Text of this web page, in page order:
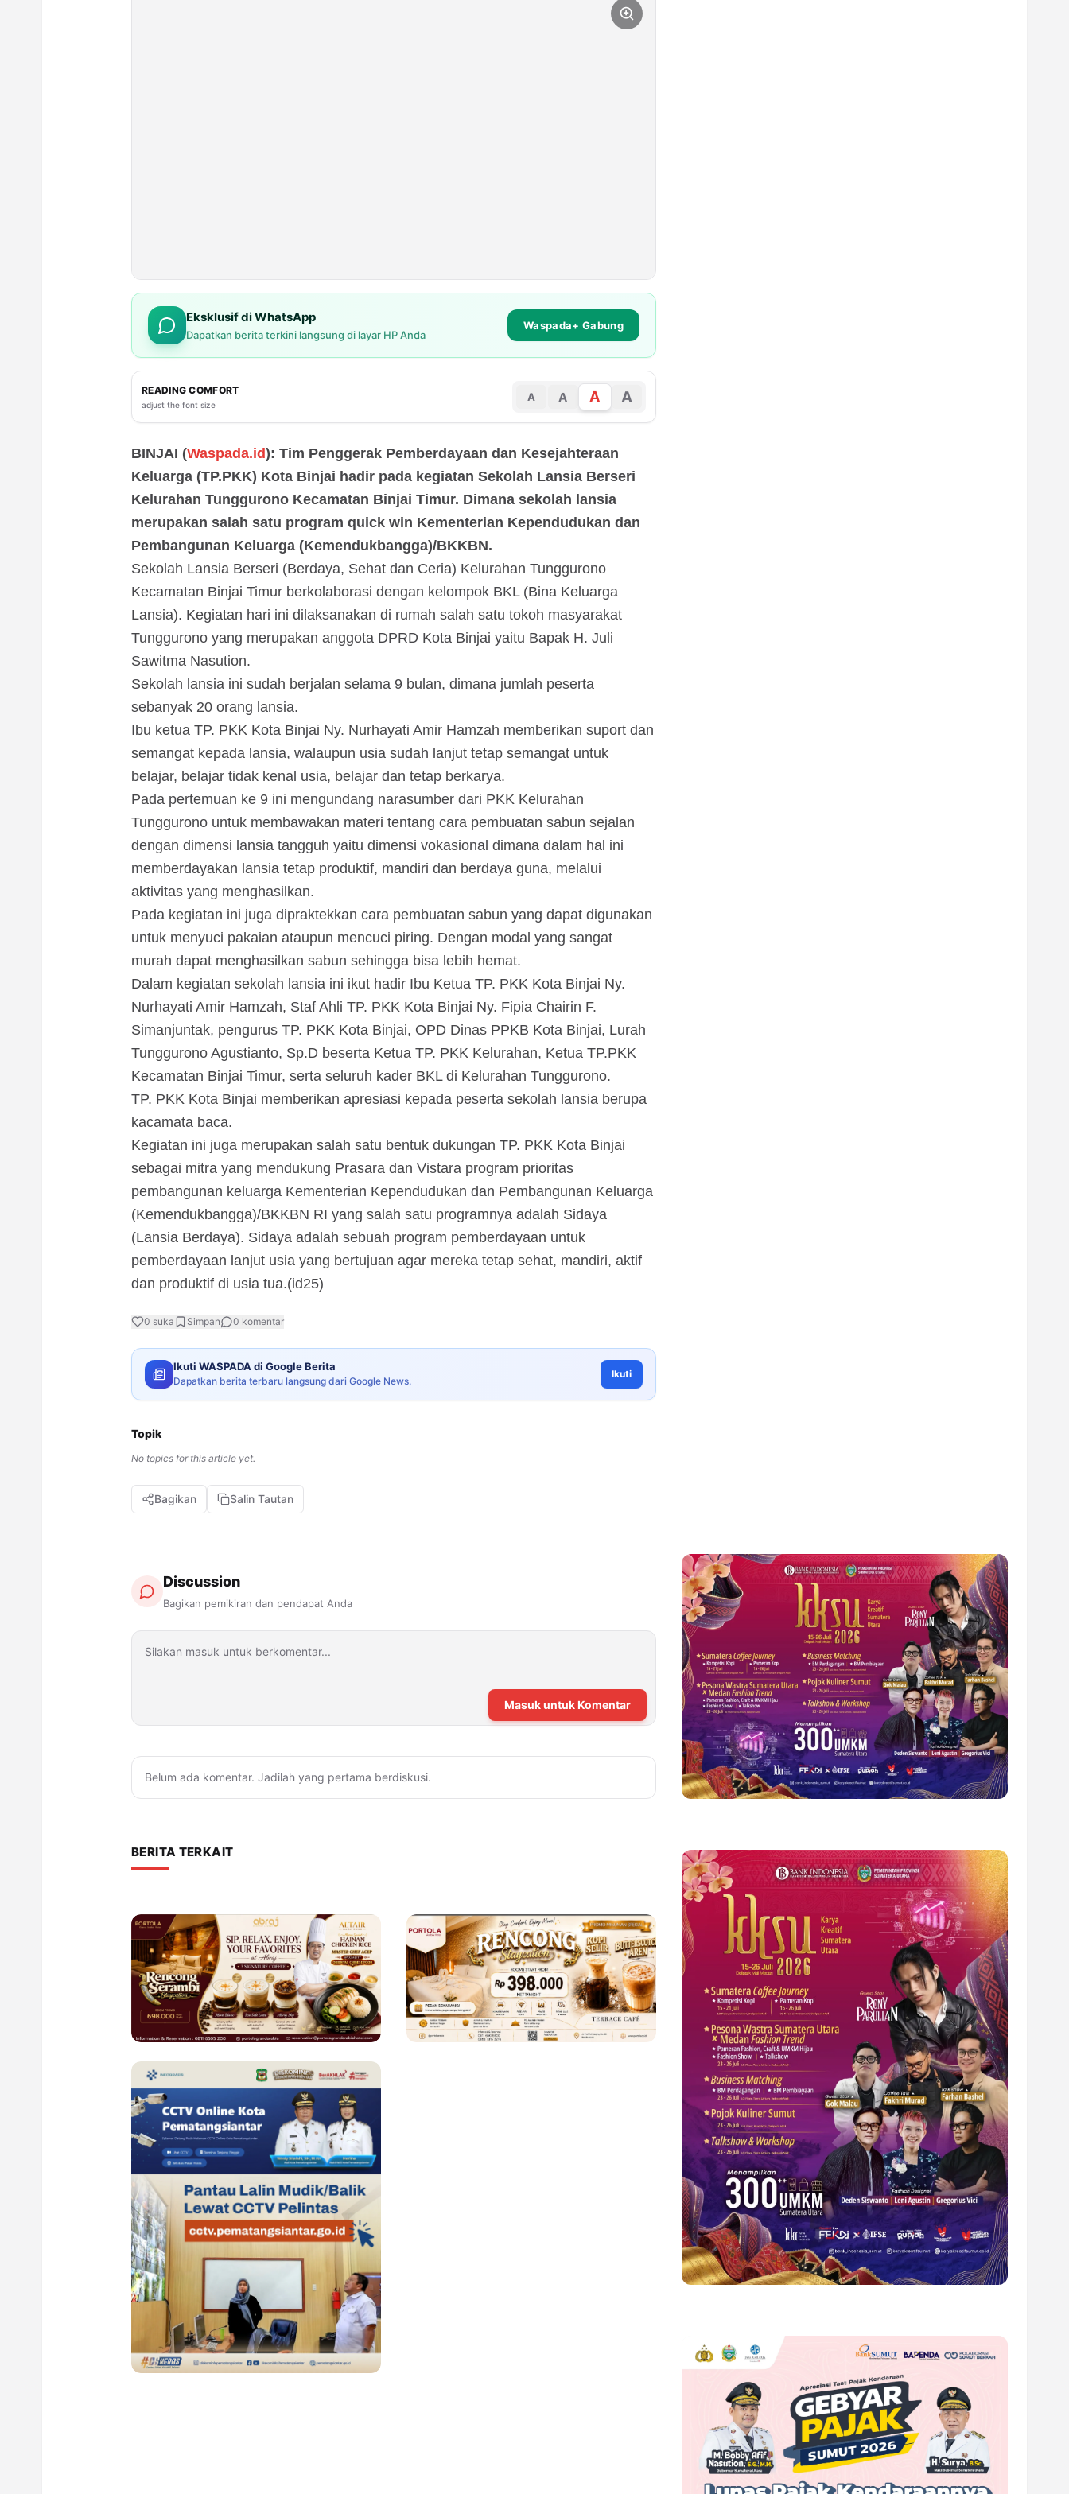
Eksklusif di WhatsApp
Dapatkan berita terkini langsung di layar HP Anda
Waspada+ Gabung
READING COMFORT
adjust the font size
A A A A
BINJAI (Waspada.id): Tim Penggerak Pemberdayaan dan Kesejahteraan
Keluarga (TP.PKK) Kota Binjai hadir pada kegiatan Sekolah Lansia Berseri
Kelurahan Tunggurono Kecamatan Binjai Timur. Dimana sekolah lansia
merupakan salah satu program quick win Kementerian Kependudukan dan
Pembangunan Keluarga (Kemendukbangga)/BKKBN.
Sekolah Lansia Berseri (Berdaya, Sehat dan Ceria) Kelurahan Tunggurono
Kecamatan Binjai Timur berkolaborasi dengan kelompok BKL (Bina Keluarga
Lansia). Kegiatan hari ini dilaksanakan di rumah salah satu tokoh masyarakat
Tunggurono yang merupakan anggota DPRD Kota Binjai yaitu Bapak H. Juli
Sawitma Nasution.
Sekolah lansia ini sudah berjalan selama 9 bulan, dimana jumlah peserta
sebanyak 20 orang lansia.
Ibu ketua TP. PKK Kota Binjai Ny. Nurhayati Amir Hamzah memberikan suport dan
semangat kepada lansia, walaupun usia sudah lanjut tetap semangat untuk
belajar, belajar tidak kenal usia, belajar dan tetap berkarya.
Pada pertemuan ke 9 ini mengundang narasumber dari PKK Kelurahan
Tunggurono untuk membawakan materi tentang cara pembuatan sabun sejalan
dengan dimensi lansia tangguh yaitu dimensi vokasional dimana dalam hal ini
memberdayakan lansia tetap produktif, mandiri dan berdaya guna, melalui
aktivitas yang menghasilkan.
Pada kegiatan ini juga dipraktekkan cara pembuatan sabun yang dapat digunakan
untuk menyuci pakaian ataupun mencuci piring. Dengan modal yang sangat
murah dapat menghasilkan sabun sehingga bisa lebih hemat.
Dalam kegiatan sekolah lansia ini ikut hadir Ibu Ketua TP. PKK Kota Binjai Ny.
Nurhayati Amir Hamzah, Staf Ahli TP. PKK Kota Binjai Ny. Fipia Chairin F.
Simanjuntak, pengurus TP. PKK Kota Binjai, OPD Dinas PPKB Kota Binjai, Lurah
Tunggurono Agustianto, Sp.D beserta Ketua TP. PKK Kelurahan, Ketua TP.PKK
Kecamatan Binjai Timur, serta seluruh kader BKL di Kelurahan Tunggurono.
TP. PKK Kota Binjai memberikan apresiasi kepada peserta sekolah lansia berupa
kacamata baca.
Kegiatan ini juga merupakan salah satu bentuk dukungan TP. PKK Kota Binjai
sebagai mitra yang mendukung Prasara dan Vistara program prioritas
pembangunan keluarga Kementerian Kependudukan dan Pembangunan Keluarga
(Kemendukbangga)/BKKBN RI yang salah satu programnya adalah Sidaya
(Lansia Berdaya). Sidaya adalah sebuah program pemberdayaan untuk
pemberdayaan lanjut usia yang bertujuan agar mereka tetap sehat, mandiri, aktif
dan produktif di usia tua.(id25)
0 suka Simpan 0 komentar
Ikuti WASPADA di Google Berita
Dapatkan berita terbaru langsung dari Google News.
Ikuti
Topik
No topics for this article yet.
Bagikan Salin Tautan
Discussion
Bagikan pemikiran dan pendapat Anda
Masuk untuk Komentar
Belum ada komentar. Jadilah yang pertama berdiskusi.
BERITA TERKAIT